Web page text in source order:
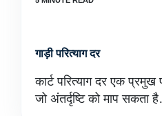
गाड़ी परित्याग दर
कार्ट परित्याग दर एक
जो अंतर्दृष्टि को माप सकता